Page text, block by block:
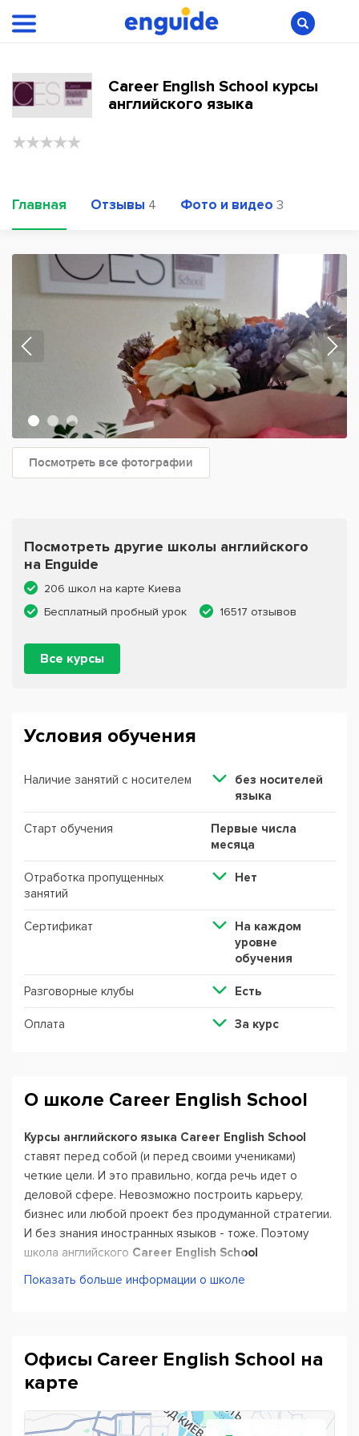
Career English School курсы
английского языка
Главная Отзывы 4 Фото и видео 3
Посмотреть все фотографии
Посмотреть другие школы английского
на Enguide
206 школ на карте Киева
Бесплатный пробный урок
16517 отзывов
Все курсы
Условия обучения
Наличие занятий с носителем
без носителей
языка
Старт обучения
Первые числа
месяца
Отработка пропущенных
занятий
Нет
Сертификат
На каждом
уровне
обучения
Разговорные клубы Есть
Оплата За курс
О школе Career English School
Курсы английского языка Career English School
ставят перед собой (и перед своими учениками)
четкие цели. И это правильно, когда речь идет о
деловой сфере. Невозможно построить карьеру,
бизнес или любой проект без продуманной стратегии.
И без знания иностранных языков - тоже. Поэтому
школа английского Career English School
специализируется на языковых курсах для бизнеса и
. Хотите развиваться и обойти конкурентов?
путешествий до просмотра фильмов и чтения книг в
оригинале. Но когда речь идет о бизнесе - нужно
воспринимать язык как
профессиональный инструмент.
Показать больше информации о школе
Офисы Career English School на
карте